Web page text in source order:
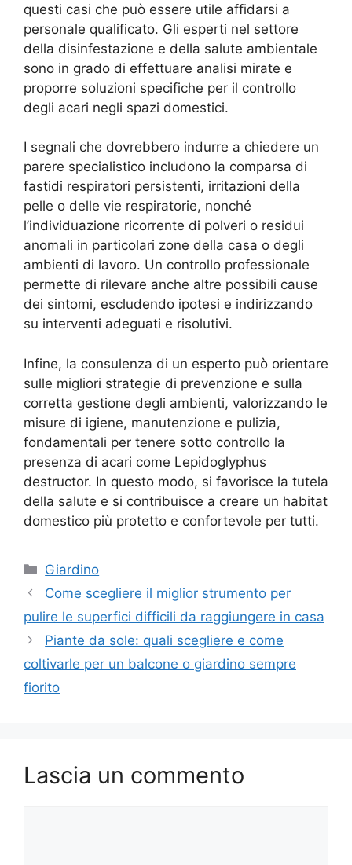
questi casi che può essere utile affidarsi a
personale qualificato. Gli esperti nel settore
della disinfestazione e della salute ambientale
sono in grado di effettuare analisi mirate e
proporre soluzioni specifiche per il controllo
degli acari negli spazi domestici.
I segnali che dovrebbero indurre a chiedere un
parere specialistico includono la comparsa di
fastidi respiratori persistenti, irritazioni della
pelle o delle vie respiratorie, nonché
l’individuazione ricorrente di polveri o residui
anomali in particolari zone della casa o degli
ambienti di lavoro. Un controllo professionale
permette di rilevare anche altre possibili cause
dei sintomi, escludendo ipotesi e indirizzando
su interventi adeguati e risolutivi.
Infine, la consulenza di un esperto può orientare
sulle migliori strategie di prevenzione e sulla
corretta gestione degli ambienti, valorizzando le
misure di igiene, manutenzione e pulizia,
fondamentali per tenere sotto controllo la
presenza di acari come Lepidoglyphus
destructor. In questo modo, si favorisce la tutela
della salute e si contribuisce a creare un habitat
domestico più protetto e confortevole per tutti.
Categorie
Giardino
Come scegliere il miglior strumento per
pulire le superfici difficili da raggiungere in casa
Piante da sole: quali scegliere e come
coltivarle per un balcone o giardino sempre
fiorito
Lascia un commento